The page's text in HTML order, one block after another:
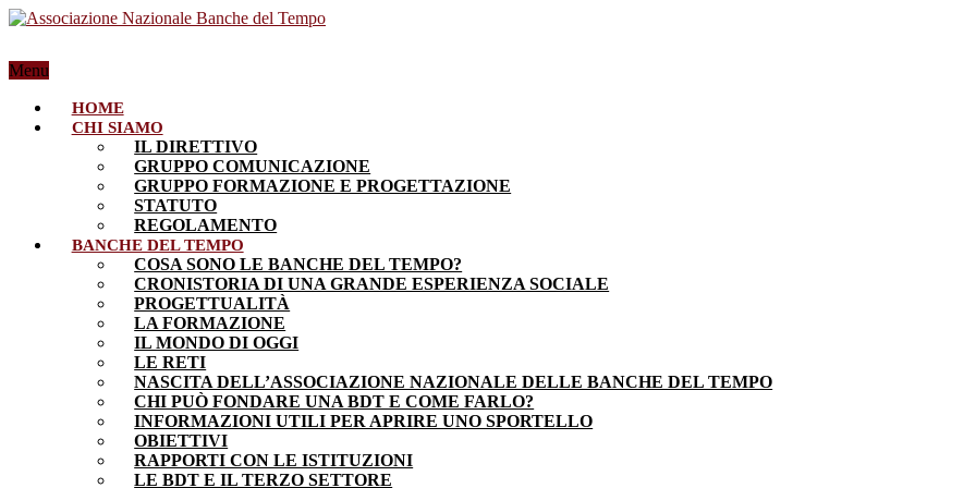
Menu
HOME
CHI SIAMO
IL DIRETTIVO
GRUPPO COMUNICAZIONE
GRUPPO FORMAZIONE E PROGETTAZIONE
STATUTO
REGOLAMENTO
BANCHE DEL TEMPO
COSA SONO LE BANCHE DEL TEMPO?
CRONISTORIA DI UNA GRANDE ESPERIENZA SOCIALE
PROGETTUALITÀ
LA FORMAZIONE
IL MONDO DI OGGI
LE RETI
NASCITA DELL’ASSOCIAZIONE NAZIONALE DELLE BANCHE DEL TEMPO
CHI PUÒ FONDARE UNA BDT E COME FARLO?
INFORMAZIONI UTILI PER APRIRE UNO SPORTELLO
OBIETTIVI
RAPPORTI CON LE ISTITUZIONI
LE BDT E IL TERZO SETTORE